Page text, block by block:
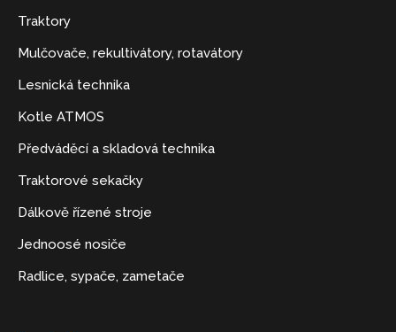
Traktory
Mulčovače, rekultivátory, rotavátory
Lesnická technika
Kotle ATMOS
Předváděcí a skladová technika
Traktorové sekačky
Dálkově řízené stroje
Jednoosé nosiče
Radlice, sypače, zametače